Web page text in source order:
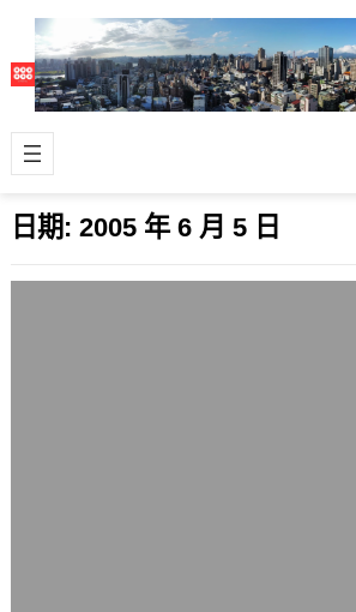
日期: 2005 年 6 月 5 日